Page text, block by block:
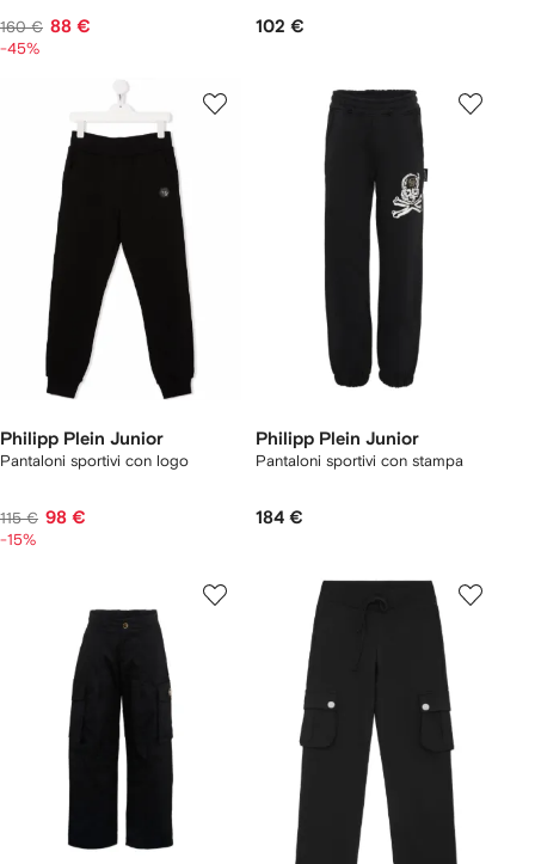
160 € 88 €
-45%
102 €
Philipp Plein Junior
Pantaloni sportivi con logo
115 € 98 €
-15%
Philipp Plein Junior
Pantaloni sportivi con stampa
184 €